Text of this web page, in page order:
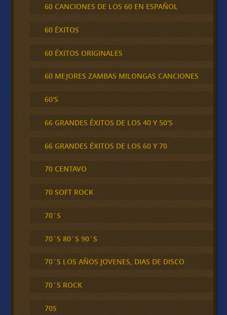
60 CANCIONES DE LOS 60 EN ESPAÑOL
60 ÉXITOS
60 ÉXITOS ORIGINALES
60 MEJORES ZAMBAS MILONGAS CANCIONES
60'S
66 GRANDES ÉXITOS DE LOS 40 Y 50'S
66 GRANDES ÉXITOS DE LOS 60 Y 70
70 CENTAVO
70 SOFT ROCK
70´S
70´S 80´S 90´S
70´S LOS AÑOS JOVENES, DIAS DE DISCO
70´S ROCK
70S